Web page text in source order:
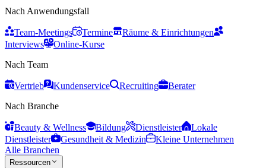
Nach Anwendungsfall
Team-Meetings Termine
Räume & Einrichtungen
Interviews
Online-Kurse
Nach Team
Vertrieb Kundenservice Recruiting
Berater
Nach Branche
Beauty & Wellness Bildung Dienstleister
Lokale
Dienstleister
Gesundheit & Medizin
Kleine Unternehmen
Alle Branchen
Ressourcen